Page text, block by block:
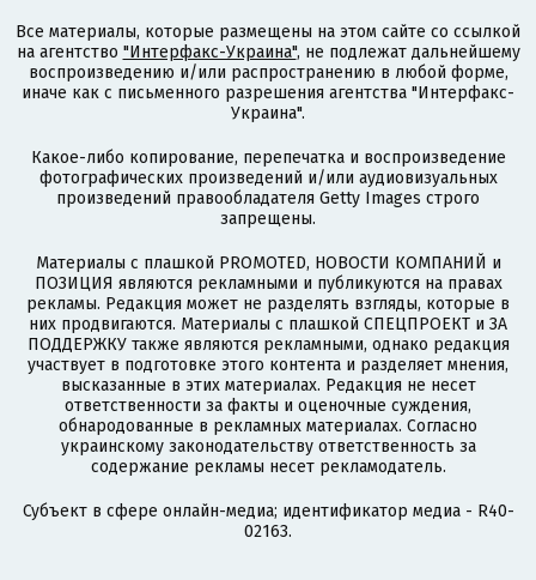
Все материалы, которые размещены на этом сайте со ссылкой
на агентство "Интерфакс-Украина", не подлежат дальнейшему
воспроизведению и/или распространению в любой форме,
иначе как с письменного разрешения агентства "Интерфакс-
Украина".
Какое-либо копирование, перепечатка и воспроизведение
фотографических произведений и/или аудиовизуальных
произведений правообладателя Getty Images строго
запрещены.
Материалы с плашкой PROMOTED, НОВОСТИ КОМПАНИЙ и
ПОЗИЦИЯ являются рекламными и публикуются на правах
рекламы. Редакция может не разделять взгляды, которые в
них продвигаются. Материалы с плашкой СПЕЦПРОЕКТ и ЗА
ПОДДЕРЖКУ также являются рекламными, однако редакция
участвует в подготовке этого контента и разделяет мнения,
высказанные в этих материалах. Редакция не несет
ответственности за факты и оценочные суждения,
обнародованные в рекламных материалах. Согласно
украинскому законодательству ответственность за
содержание рекламы несет рекламодатель.
Субъект в сфере онлайн-медиа; идентификатор медиа - R40-
02163.